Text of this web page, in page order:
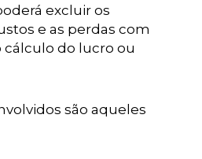
excluir os
e as perdas com
do lucro ou
são aqueles